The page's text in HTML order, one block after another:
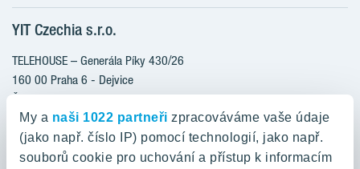
My a naši 1022 partneři zpracováváme vaše údaje
(jako např. číslo IP) pomocí technologií, jako např.
souborů cookie pro uchování a přístup k informacím
Klientské změny
Aktuality
Blog
Kariéra
O nás
YIT PLUS
RANTA Barrandov III
RANTA Barrandov IV
TOIVO Roztyly II
KALEVALA
VIRTA Kladno
YIT Czechia s.r.o.
TELEHOUSE – Generála Píky 430/26
160 00 Praha 6 - Dejvice
Česká republika
800 200 666